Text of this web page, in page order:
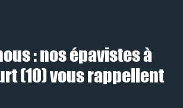
: nos épavistes à
(10) vous rappellent